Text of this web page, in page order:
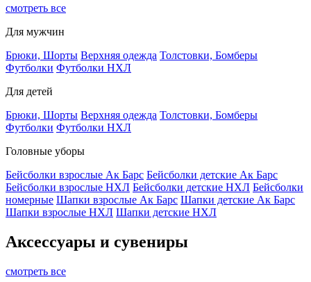
смотреть все
Для мужчин
Брюки, Шорты Верхняя одежда Толстовки, Бомберы
Футболки Футболки НХЛ
Для детей
Брюки, Шорты Верхняя одежда Толстовки, Бомберы
Футболки Футболки НХЛ
Головные уборы
Бейсболки взрослые Ак Барс Бейсболки детские Ак Барс
Бейсболки взрослые НХЛ Бейсболки детские НХЛ Бейсболки
номерные Шапки взрослые Ак Барс Шапки детские Ак Барс
Шапки взрослые НХЛ Шапки детские НХЛ
Аксессуары и сувениры
смотреть все